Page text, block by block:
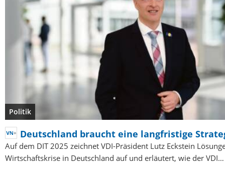
Politik
Deutschland braucht eine langfristige
Auf dem DIT 2025 zeichnet VDI-Präsident Lutz Eckstein
Wirtschaftskrise in Deutschland auf und erläutert, wie der VDI…